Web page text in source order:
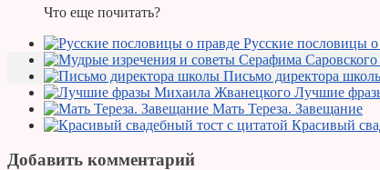
Что еще почитать?
Русские пословицы о
Письмо директора
Лучшие
Мать Тереза. Завещание
Красивый
Добавить комментарий